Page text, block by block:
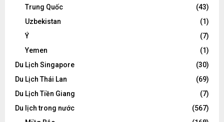
Trung Quốc
(43)
Uzbekistan
(1)
Ý
(7)
Yemen
(1)
Du Lịch Singapore
(30)
Du Lịch Thái Lan
(69)
Du Lịch Tiền Giang
(7)
Du lịch trong nước
(567)